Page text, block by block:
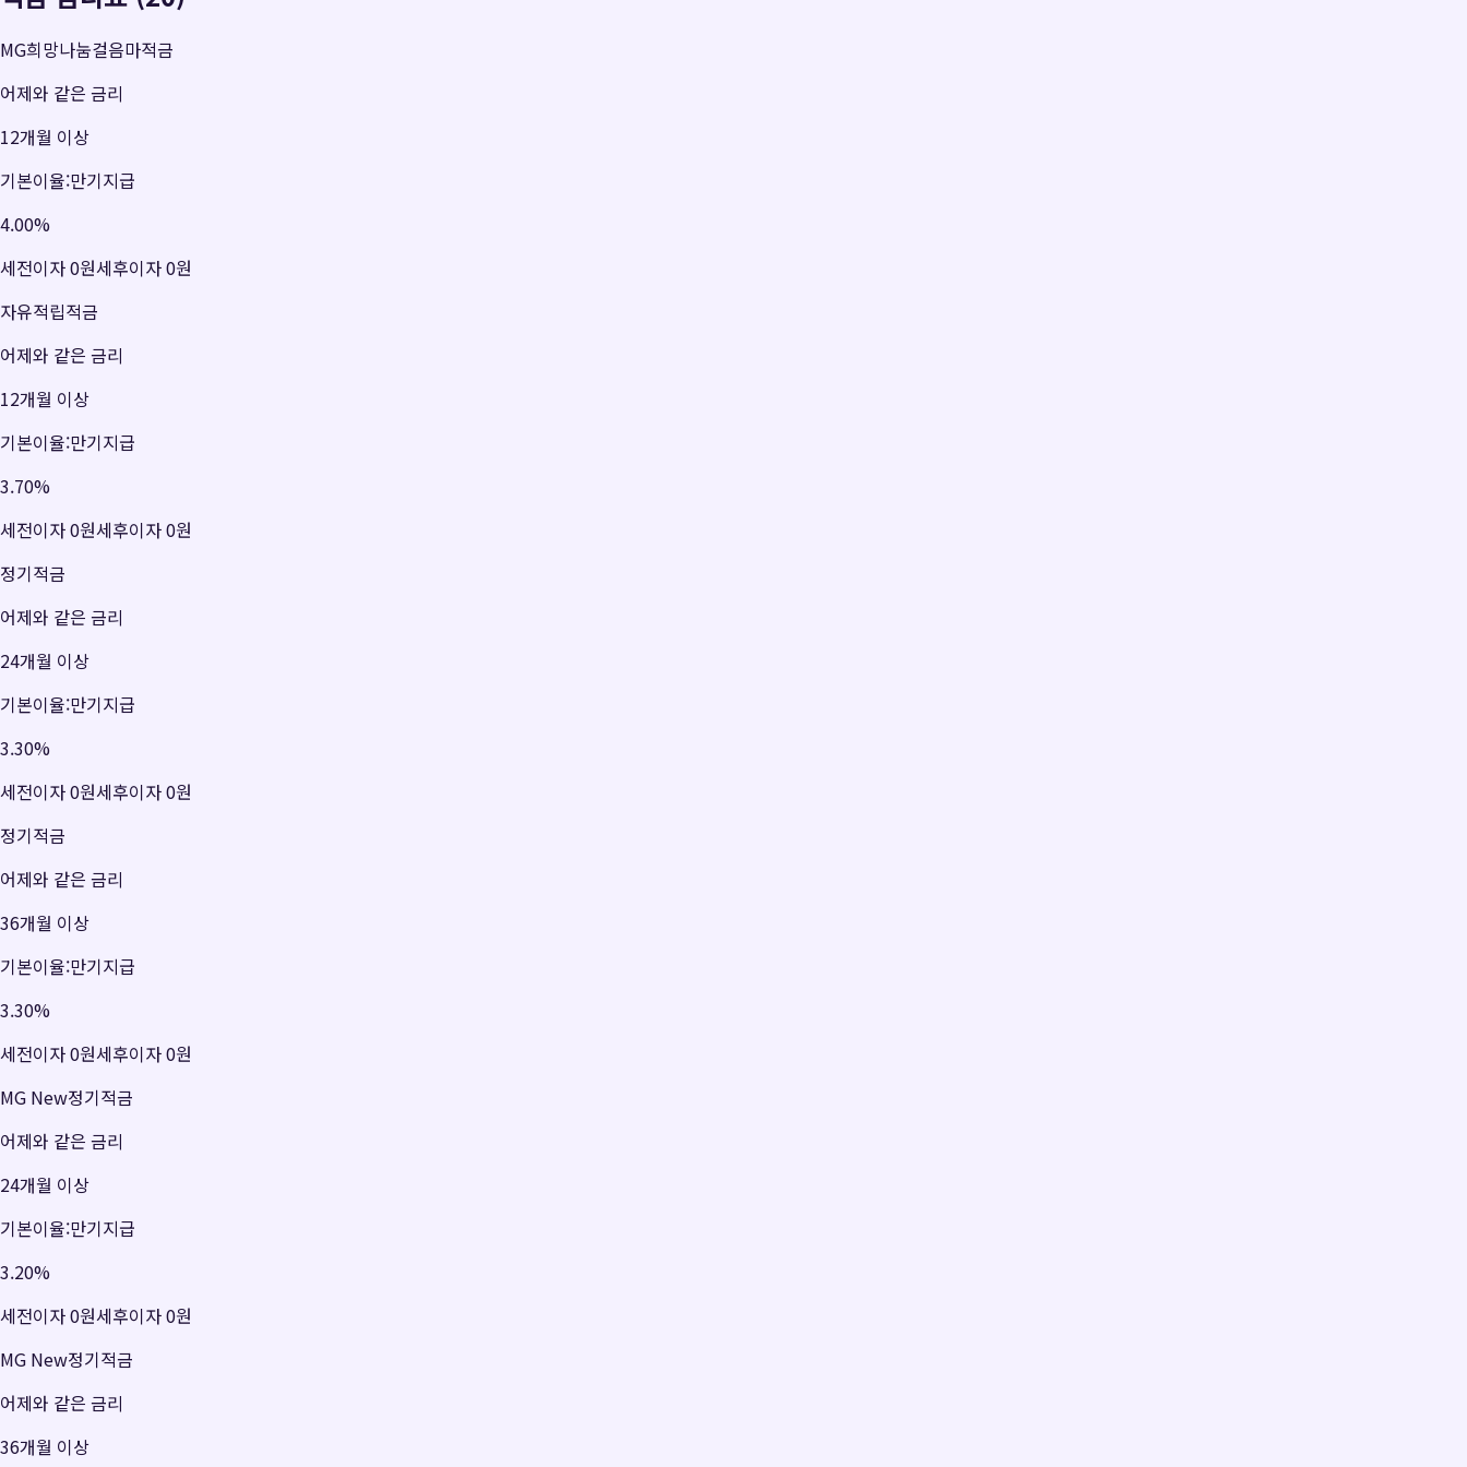
MG희망나눔걸음마적금
어제와 같은 금리
12개월 이상
기본이율:만기지급
4.00%
세전이자0원세후이자0원
자유적립적금
어제와 같은 금리
12개월 이상
기본이율:만기지급
3.70%
세전이자0원세후이자0원
정기적금
어제와 같은 금리
24개월 이상
기본이율:만기지급
3.30%
세전이자0원세후이자0원
정기적금
어제와 같은 금리
36개월 이상
기본이율:만기지급
3.30%
세전이자0원세후이자0원
MG New정기적금
어제와 같은 금리
24개월 이상
기본이율:만기지급
3.20%
세전이자0원세후이자0원
MG New정기적금
어제와 같은 금리
36개월 이상